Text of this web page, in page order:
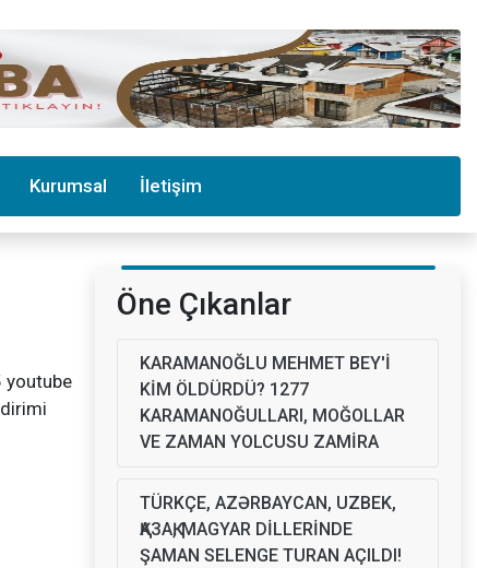
Kurumsal İletişim
youtube
Öne Çıkanlar
KARAMANOĞLU MEHMET BEY'İ
KİM ÖLDÜRDÜ? 1277
KARAMANOĞULLARI, MOĞOLLAR
VE ZAMAN YOLCUSU ZAMİRA
TÜRKÇE, AZƏRBAYCAN, UZBEK,
ҚАЗАҚ, MAGYAR DİLLERİNDE
ŞAMAN SELENGE TURAN AÇILDI!